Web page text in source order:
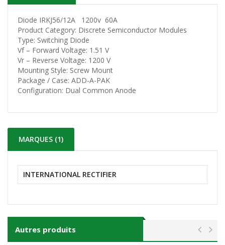
Diode IRKJ56/12A 1200v 60A
Product Category: Discrete Semiconductor Modules
Type: Switching Diode
Vf – Forward Voltage: 1.51 V
Vr – Reverse Voltage: 1200 V
Mounting Style: Screw Mount
Package / Case: ADD-A-PAK
Configuration: Dual Common Anode
MARQUES (1)
INTERNATIONAL RECTIFIER
Autres produits